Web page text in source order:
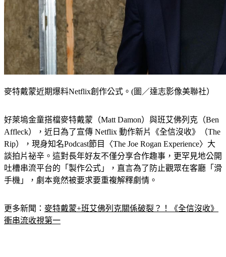
麥特戴蒙近期爆料Netflix創作公式。(圖／達志影像美聯社）
好萊塢金童搭檔麥特戴蒙（Matt Damon）與班艾佛列克（Ben
Affleck），近日為了宣傳 Netflix 動作新片《全信沒收》（The
Rip），現身知名Podcast節目〈The Joe Rogan Experience〉大
談拍片祕辛。這對長年好友不僅分享合作趣事，更罕見地公開
吐槽串流平台的「製作公式」，直言為了防止觀眾在客廳「滑
手機」，劇本竟然被要求要重複解釋劇情。
更多新聞： 麥特戴蒙+班艾佛列克關係破裂？！《全信沒收》
衝串流收視第一